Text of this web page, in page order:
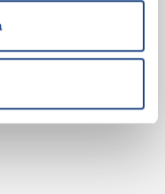
Körülbelül 600